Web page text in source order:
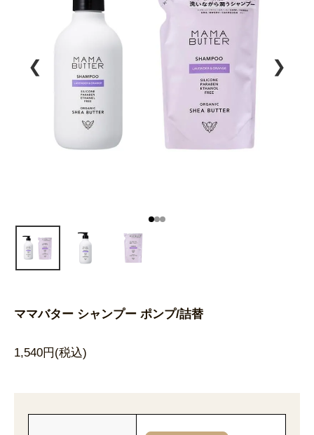
❮ ❯
ママバター シャンプー ポンプ/詰替
1,540円(税込)